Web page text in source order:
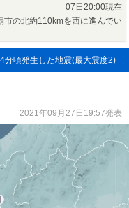
07日20:00現在
市の北約110kmを西に進んでい
分頃発生した地震(最大震度2)
2021年09月27日19:57発表